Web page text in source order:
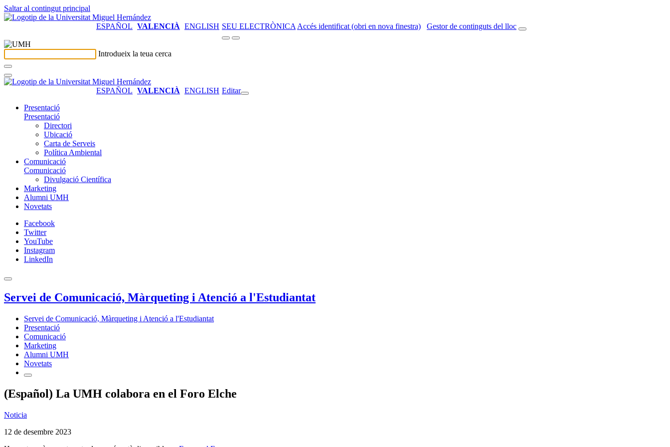
Saltar al contingut principal
ESPAÑOL VALENCIÀ ENGLISH SEU ELECTRÒNICA Accés identificat (obri en nova finestra) Gestor de continguts del lloc
Introdueix la teua cerca
ESPAÑOL VALENCIÀ ENGLISH Editar
Presentació
Presentació
Directori
Ubicació
Carta de Serveis
Política Ambiental
Comunicació
Comunicació
Divulgació Científica
Marketing
Alumni UMH
Novetats
Facebook
Twitter
YouTube
Instagram
LinkedIn
Servei de Comunicació, Màrqueting i Atenció a l'Estudiantat
Servei de Comunicació, Màrqueting i Atenció a l'Estudiantat
Presentació
Comunicació
Marketing
Alumni UMH
Novetats
(Español) La UMH colabora en el Foro Elche
Noticia
12 de desembre 2023